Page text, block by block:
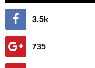
3.5k
735